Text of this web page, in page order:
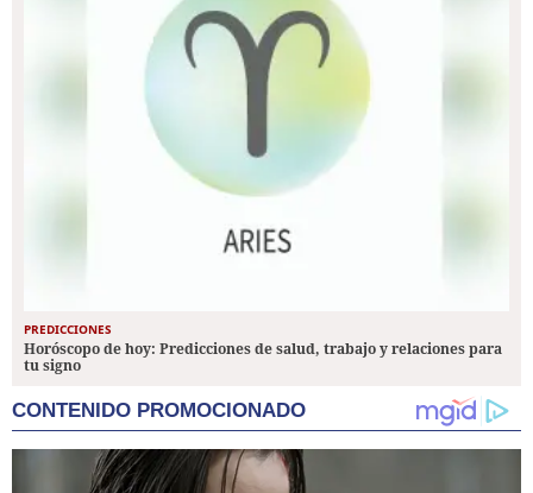
PREDICCIONES
Horóscopo de hoy: Predicciones de salud, trabajo y relaciones para
tu signo
CONTENIDO PROMOCIONADO